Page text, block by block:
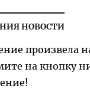
НОВОСТИ
произвела
на кнопку